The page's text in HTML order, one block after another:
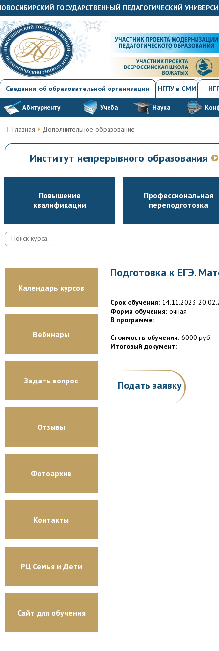
ГОСУДАРСТВЕННЫЙ ПЕДАГОГИЧЕСКИЙ
Сведения об образовательной организации НГПУ в СМИ
Абитуриенту Учеба Наука
Главная Дополнительное образование
Институт непрерывного образования
Повышение
квалификации
Профессиональная
переподготовка
Календарь курсов
Вебинары
Задать вопрос
Отзывы
Фотоархив
Контакты
РЦ Семья и Дети
Сайт для обучения
Подготовка к ЕГЭ.
Срок обучения: 14.11.2023-
Форма обучения: очная
В программе:
Стоимость обучения: 6000 руб.
Итоговый документ:
Подать заявку